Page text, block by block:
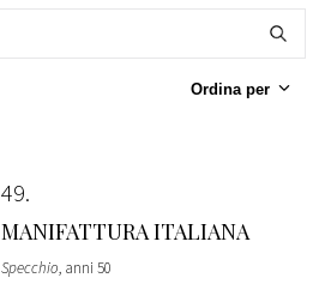
Ordina per
49
MANIFATTURA ITALIANA
Specchio, anni 50